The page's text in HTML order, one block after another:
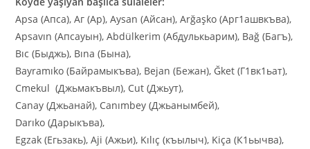
Apsa (Апса), Аг (Ар), Aysan (Aйсан), Arğaşko (Apг1ашвкъва),
Apsavın (Апсауын), Abdülkerim (Абдулькьарим), Bağ (Багъ),
Bıc (Быджь), Bına (Бына),
Bayramıko (Байрамыкъва), Bejan (Бежан), Ğket (Г1вк1ьат),
Cmekul (Джьмакъвыл), Cut (Джьут),
Canay (Джьанай), Canımbey (Джьанымбей),
Darıko (Дарыкъва),
Egzak (Егьзакь), Aji (Aжьи), Kılıç (къылыч), Kiça (К1ьычва),